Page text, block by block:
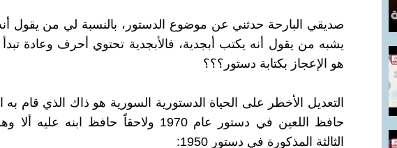
صديقي البارحة حدثني عن موضوع الدستور، بالنسبة لي من يقول
يشبه من يقول أنه يكتب أبجدية، فالأبجدية تحتوي أحرف وعادة تبدأ
هو الإعجاز بكتابة دستور؟؟؟
التعديل الأخطر على الحياة الدستورية السورية هو ذاك الذي قام به
حافظ اللعين في دستور عام 1970 ولاحقاً حافظ ابنه
الثالثة المذكورة في دستور 1950: